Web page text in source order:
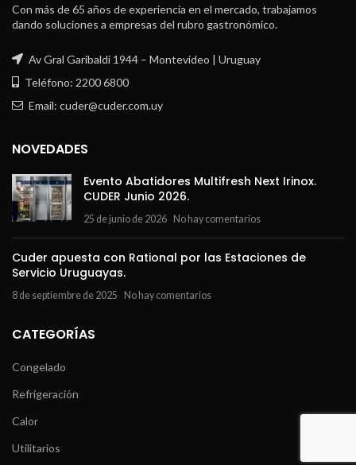
Con más de 65 años de experiencia en el mercado, trabajamos
dando soluciones a empresas del rubro gastronómico.
Av Gral Garibaldi 1944 – Montevideo | Uruguay
Teléfono: 2200 6800
Email: cuder@cuder.com.uy
NOVEDADES
Evento Abatidores Multifresh Next Irinox.
CUDER Junio 2026.
25 de junio de 2026 No hay comentarios
Cuder apuesta con Rational por las Estaciones de
Servicio Uruguayas.
8 de septiembre de 2025 No hay comentarios
CATEGORÍAS
Congelado
Refrigeración
Calor
Utilitarios